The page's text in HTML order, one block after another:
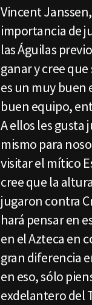
Vincent
importancia de
las Águilas
ganar y cree
es un muy
buen equipo,
A ellos les
mismo para
visitar el mítico
cree que la
jugaron contra
hará pensar en
en el Azteca en
gran diferencia
en eso, sólo
exdelantero del